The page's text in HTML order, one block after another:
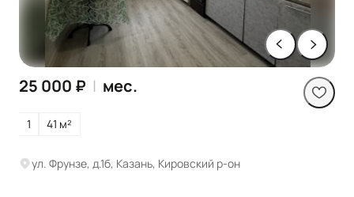
25 000 ₽ | мес.
1 41 м²
ул. Фрунзе, д.1б, Казань, Кировский р-он